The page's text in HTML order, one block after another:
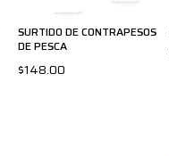
SURTIDO DE CONTRAPESOS
DE PESCA
$148.00